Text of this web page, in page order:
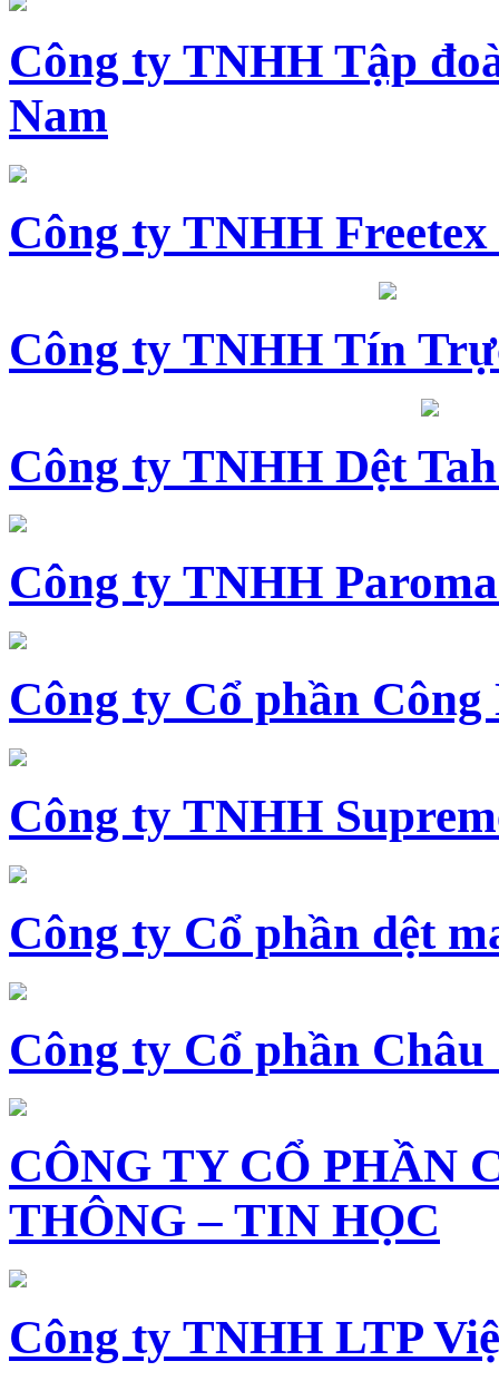
Công ty TNHH Tập
Nam
Công ty TNHH
Công ty TNHH Tín
Công ty TNHH Dệt
Công ty TNHH
Công ty Cổ phần Công
Công ty TNHH
Công ty Cổ phần dệt
Công ty Cổ phần Châu
CÔNG TY CỔ PHẦN
THÔNG – TIN HỌC
Công ty TNHH LTP